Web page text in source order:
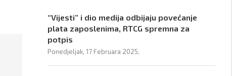
“Vijesti” i dio medija odbijaju povećanje
plata zaposlenima, RTCG spremna za
potpis
Ponedjeljak, 17 Februara 2025,